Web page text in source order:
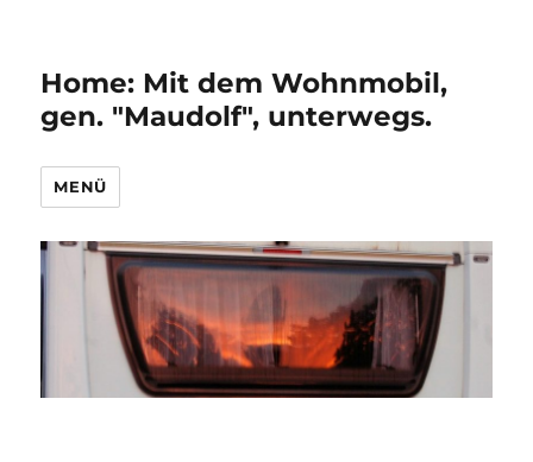
Home: Mit dem Wohnmobil,
gen. "Maudolf", unterwegs.
MENÜ